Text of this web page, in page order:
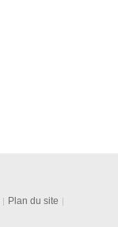
Plan du site